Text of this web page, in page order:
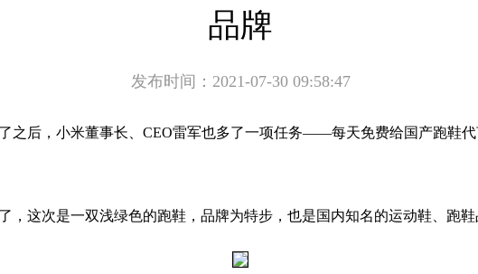
品牌
发布时间：2021-07-30 09:58:47
之后，小米董事长、CEO雷军也多了一项任务――每天免费给国产跑鞋
，这次是一双浅绿色的跑鞋，品牌为特步，也是国内知名的运动鞋、跑鞋